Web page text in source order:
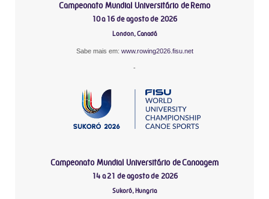
Campeonato Mundial Universitário de Remo
10 a 16 de agosto de 2026
London, Canadá
Sabe mais em: www.rowing2026.fisu.net
-
Campeonato Mundial Universitário de Canoagem
14 a 21 de agosto de 2026
Sukoró, Hungria